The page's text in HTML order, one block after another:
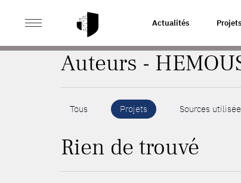
Actualités Projets
ACCUEIL
Auteurs -
Tous Projets Sources
Rien de trouvé